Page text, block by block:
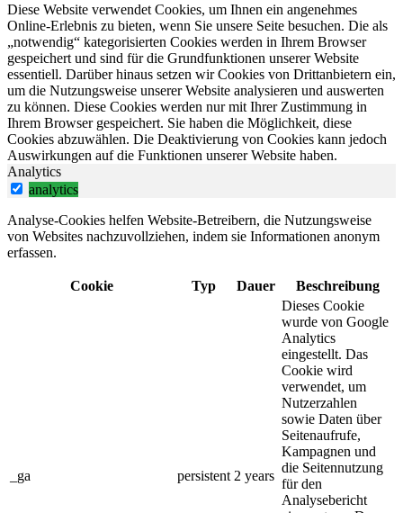
Diese Website verwendet Cookies, um Ihnen ein angenehmes
Online-Erlebnis zu bieten, wenn Sie unsere Seite besuchen. Die als
„notwendig“ kategorisierten Cookies werden in Ihrem Browser
gespeichert und sind für die Grundfunktionen unserer Website
essentiell. Darüber hinaus setzen wir Cookies von Drittanbietern ein,
um die Nutzungsweise unserer Website analysieren und auswerten
zu können. Diese Cookies werden nur mit Ihrer Zustimmung in
Ihrem Browser gespeichert. Sie haben die Möglichkeit, diese
Cookies abzuwählen. Die Deaktivierung von Cookies kann jedoch
Auswirkungen auf die Funktionen unserer Website haben.
Analytics
analytics
Analyse-Cookies helfen Website-Betreibern, die Nutzungsweise
von Websites nachzuvollziehen, indem sie Informationen anonym
erfassen.
Cookie Typ Dauer Beschreibung
_ga persistent 2 years
Dieses Cookie
wurde von Google
Analytics
eingestellt. Das
Cookie wird
verwendet, um
Nutzerzahlen
sowie Daten über
Seitenaufrufe,
Kampagnen und
die Seitennutzung
für den
Analysebericht